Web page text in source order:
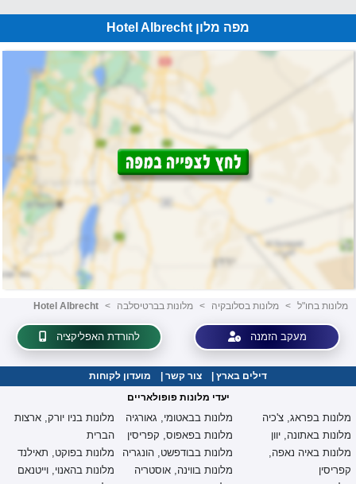
מפה מלון Hotel Albrecht
Hotel Albrecht < מלונות בברטיסלבה < מלונות בסלובקיה < מלונות בחו"ל
להורדת האפליקציה מעקב הזמנה
דילים בארץ צור קשר
מועדון לקוחות
יעדי מלונות פופולאריים
מלונות בניו יורק, ארצות
הברית
מלונות בפוקט, תאילנד
מלונות בהאנוי, וייטנאם
מלונות בבאטומי, גאורגיה
מלונות בפאפוס, קפריסין
מלונות בבודפשט, הונגריה
מלונות בווינה, אוסטריה
מלונות בפראג, צ'כיה
מלונות באתונה, יוון
מלונות באיה נאפה,
קפריסין